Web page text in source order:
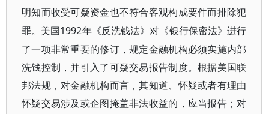
明知而收受可疑资金也不符合客观构成要件而排除犯
罪。美国 1992年《反洗钱法》对《银行保密法》进行
了一项非常重要的修订，规定金融机构必须实施内部
洗钱控制，并引入了可疑交易报告制度。根据美国联
邦法规，对金融机构而言，其知道、怀疑或者有理由
怀疑交易涉及或企图掩盖非法收益的，应当报告；对